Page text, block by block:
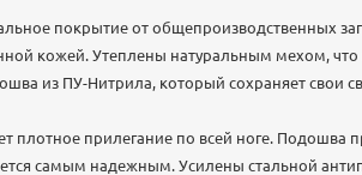
покрытие от общепроизводственных
кожей. Утеплены натуральным мехом,
из ПУ-Нитрила, который сохраняет свои
плотное прилегание по всей ноге. Подошва
самым надежным. Усилены стальной